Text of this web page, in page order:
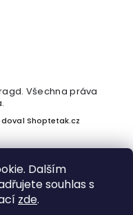
Dalším
souhlas s
zde.
. Všechna práva
Shoptetak.cz